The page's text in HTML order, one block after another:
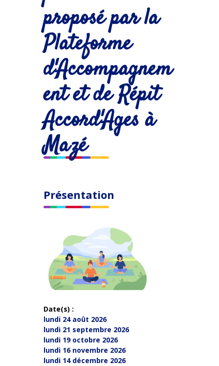
proposé par la
Plateforme
d'Accompagnem
ent et de Répit
Accord'Ages à
Mazé
Présentation
Date(s) :
lundi 24 août 2026
lundi 21 septembre 2026
lundi 19 octobre 2026
lundi 16 novembre 2026
lundi 14 décembre 2026